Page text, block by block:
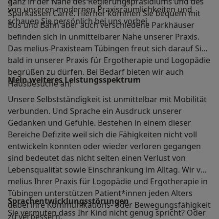
von unseren modernen Praxisräumlichkeiten und
schauen Sie persönlich bei uns vorbei.
Sparkassen Carré. Hierher kommen Sie bequem mit
Bus und Bahn aber auch verschiedene Parkhäuser
befinden sich in unmittelbarer Nähe unserer Praxis.
Das melius-Praxisteam Tübingen freut sich darauf Sie
bald in unserer Praxis für Ergotherapie und Logopädie
begrüßen zu dürfen. Bei Bedarf bieten wir auch
Hausbesuche an!
Mein weiteres Leistungs­spektrum
Unsere Selbstständigkeit ist unmittelbar mit Mobilität
verbunden. Und Sprache ein Ausdruck unserer
Gedanken und Gefühle. Bestehen in einem dieser
Bereiche Defizite weil sich die Fähigkeiten nicht voll
entwickeln konnten oder wieder verloren gegangen
sind bedeutet das nicht selten einen Verlust von
Lebensqualität sowie Einschränkung im Alltag. Wir von
melius Ihrer Praxis für Logopädie und Ergotherapie in
Tübingen unterstützen Patient*innen jeden Alters
dabei ihre Kommunikations- oder Bewegungsfähigkeit
zu verbessern.
Sprachentwicklungsstörungen
Sie vermuten dass Ihr Kind nicht genug spricht? Oder